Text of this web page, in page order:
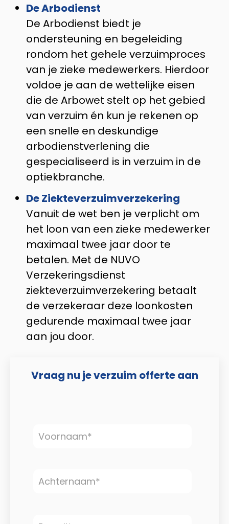
De Arbodienst
De Arbodienst biedt je
ondersteuning en begeleiding
rondom het gehele verzuimproces
van je zieke medewerkers. Hierdoor
voldoe je aan de wettelijke eisen
die de Arbowet stelt op het gebied
van verzuim én kun je rekenen op
een snelle en deskundige
arbodienstverlening die
gespecialiseerd is in verzuim in de
optiekbranche.
De Ziekteverzuimverzekering
Vanuit de wet ben je verplicht om
het loon van een zieke medewerker
maximaal twee jaar door te
betalen. Met de NUVO
Verzekeringsdienst
ziekteverzuimverzekering betaalt
de verzekeraar deze loonkosten
gedurende maximaal twee jaar
aan jou door.
Vraag nu je verzuim offerte aan